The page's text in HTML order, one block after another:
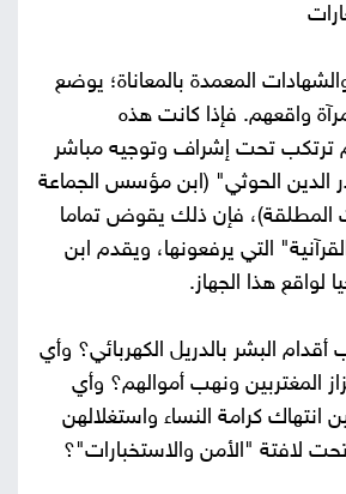
المعمدة بالمعاناة؛ يوضع
واقعهم. فإذا كانت هذه
ترتكب تحت إشراف وتوجيه مباشر
الحوثي" (ابن مؤسس الجماعة
المطلقة)، فإن ذلك يقوض تماما
التي يرفعونها، ويقدم ابن
هذا الجهاز.
البشر بالدريل الكهربائي؟ وأي
المغتربين ونهب أموالهم؟ وأي
انتهاك كرامة النساء واستغلالهن
لافتة "الأمن والاستخبارات"؟